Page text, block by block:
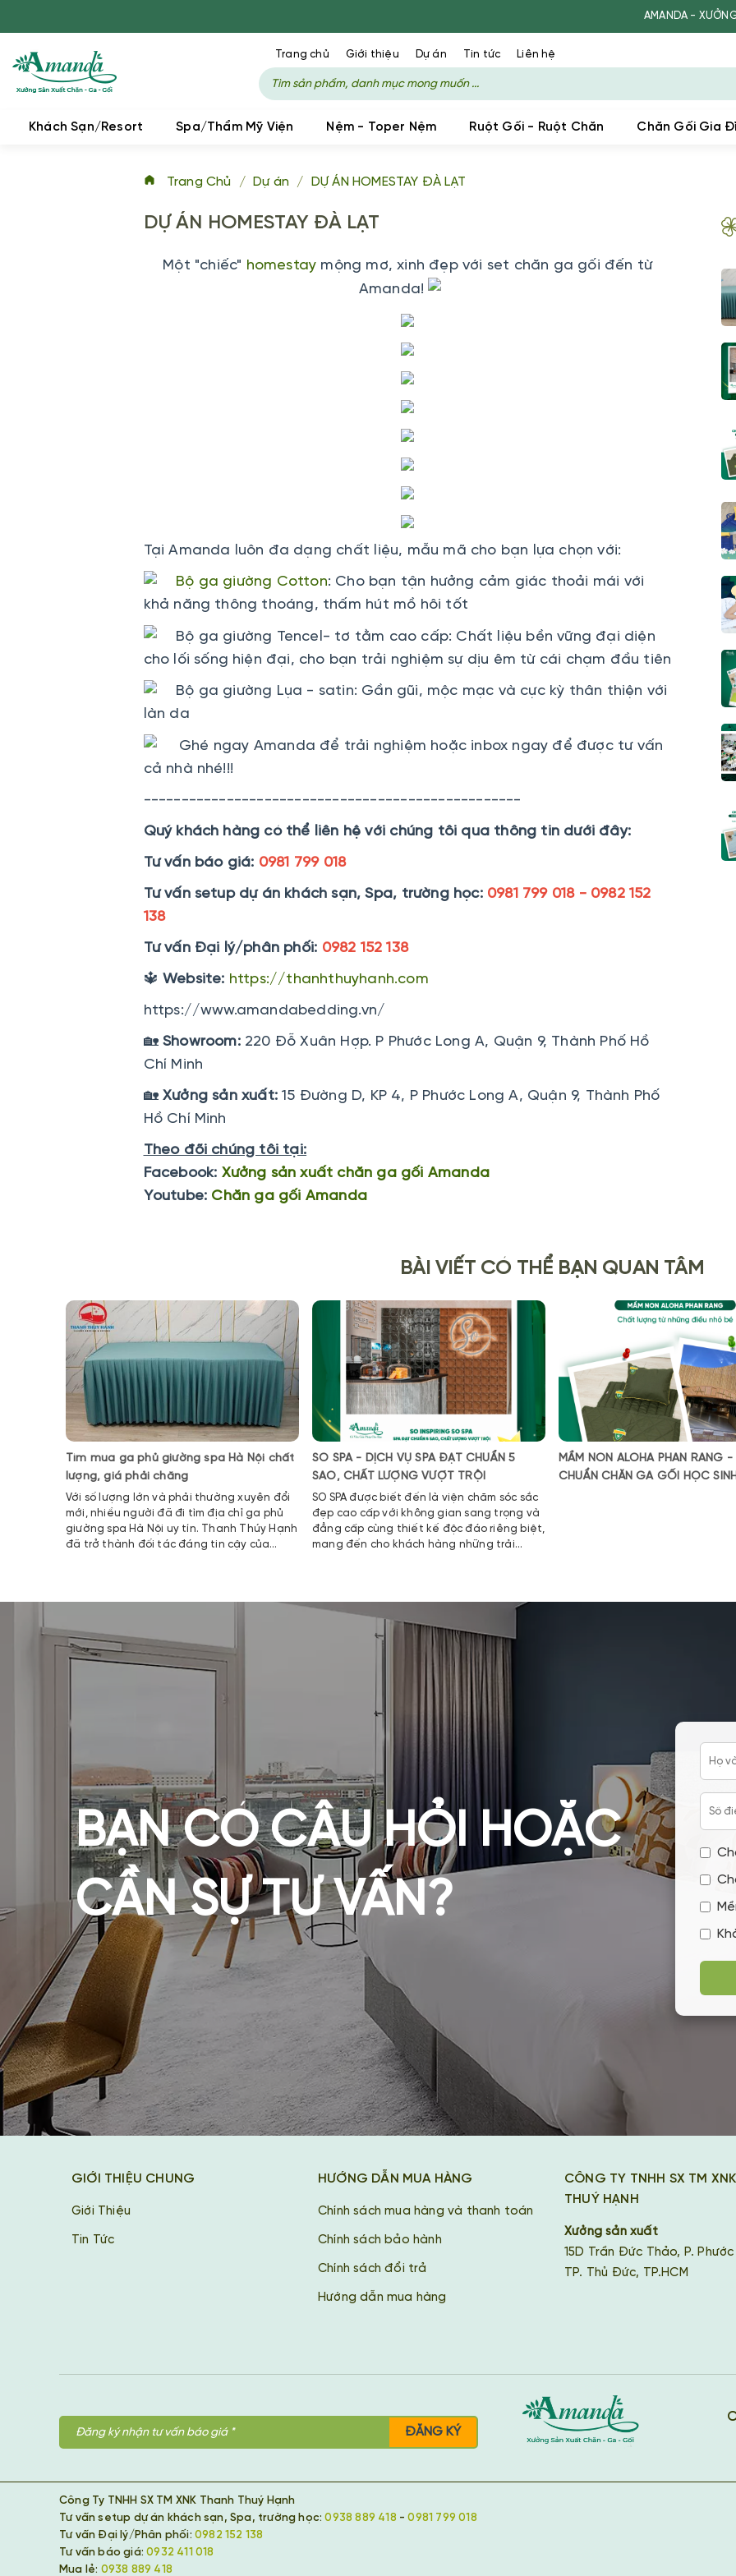
AMANDA - XƯỞNG SẢN
Trang chủ Giới thiệu Dự án Tin tức Liên hệ
Khách Sạn/Resort Spa/Thẩm Mỹ Viện Nệm - Toper Nệm Ruột Gối - Ruột Chăn Chăn Gối Gia
Trang Chủ / Dự án / DỰ ÁN HOMESTAY ĐÀ LẠT
DỰ ÁN HOMESTAY ĐÀ LẠT
Một "chiếc" homestay mộng mơ, xinh đẹp với set chăn ga gối đến từ
Amanda!
Tại Amanda luôn đa dạng chất liệu, mẫu mã cho bạn lựa chọn với:
Bộ ga giường Cotton: Cho bạn tận hưởng cảm giác thoải mái với
khả năng thông thoáng, thấm hút mồ hôi tốt
Bộ ga giường Tencel- tơ tằm cao cấp: Chất liệu bền vững đại diện
cho lối sống hiện đại, cho bạn trải nghiệm sự dịu êm từ cái chạm đầu tiên
Bộ ga giường Lụa - satin: Gần gũi, mộc mạc và cực kỳ thân thiện với
làn da
Ghé ngay Amanda để trải nghiệm hoặc inbox ngay để được tư vấn
cả nhà nhé!!!
--------------------------------------------------
Quý khách hàng có thể liên hệ với chúng tôi qua thông tin dưới đây:
Tư vấn báo giá: 0981 799 018
Tư vấn setup dự án khách sạn, Spa, trường học: 0981 799 018 - 0982 152
138
Tư vấn Đại lý/phân phối: 0982 152 138
🔱 Website: https://thanhthuyhanh.com
https://www.amandabedding.vn/
🏡 Showroom:220 Đỗ Xuân Hợp. P Phước Long A, Quận 9, Thành Phố Hồ
Chí Minh
🏡 Xưởng sản xuất:15 Đường D, KP 4, P Phước Long A, Quận 9, Thành Phố
Hồ Chí Minh
Theo đõi chúng tôi tại:
Facebook: Xưởng sản xuất chăn ga gối Amanda
Youtube: Chăn ga gối Amanda
BÀI VIẾT CÓ THỂ BẠN QUAN TÂM
Tìm mua ga phủ giường spa Hà Nội chất
lượng, giá phải chăng
Với số lượng lớn và phải thường xuyên đổi
mới, nhiều người đã đi tìm địa chỉ ga phủ
giường spa Hà Nội uy tín. Thanh Thúy Hạnh
đã trở thành đối tác đáng tin cậy của
SO SPA - DỊCH VỤ SPA ĐẠT CHUẨN 5
SAO, CHẤT LƯỢNG VƯỢT TRỘI
SO SPA được biết đến là viện chăm sóc sắc
đẹp cao cấp với không gian sang trọng và
đẳng cấp cùng thiết kế độc đáo riêng biệt,
mang đến cho khách hàng những trải
MẦM NON ALOHA PHAN RANG
CHUẨN CHĂN GA GỐI HỌC
BẠN CÓ CÂU HỎI HOẶC
CẦN SỰ TƯ VẤN?
GIỚI THIỆU CHUNG
Giới Thiệu
Tin Tức
HƯỚNG DẪN MUA HÀNG
Chính sách mua hàng và thanh toán
Chính sách bảo hành
Chính sách đổi trả
Hướng dẫn mua hàng
CÔNG TY TNHH SX TM
THUÝ HẠNH
Xưởng sản xuất
15D Trần Đức Thảo, P.
TP. Thủ Đức, TP.HCM
ĐĂNG KÝ
Công Ty TNHH SX TM XNK Thanh Thuý Hạnh
Tư vấn setup dự án khách sạn, Spa, trường học:0938 889 418 -0981 799 018
Tư vấn Đại lý/Phân phối: 0982 152 138
Tư vấn báo giá:0932 411 018
Mua lẻ: 0938 889 418